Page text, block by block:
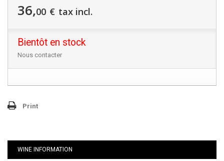
36,00 € tax incl.
Bientôt en stock
Nous contacter
Print
WINE INFORMATION